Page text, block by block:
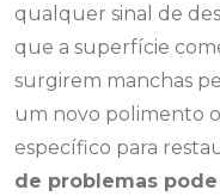
qualquer sinal de
que a superfície
surgirem manchas
um novo polimento
específico para
de problemas